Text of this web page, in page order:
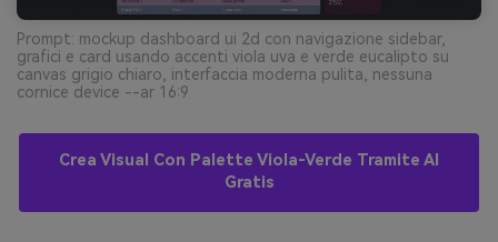
Prompt: mockup dashboard ui 2d con navigazione sidebar,
grafici e card usando accenti viola uva e verde eucalipto su
canvas grigio chiaro, interfaccia moderna pulita, nessuna
cornice device --ar 16:9
Crea Visual Con Palette Viola-Verde Tramite AI
Gratis